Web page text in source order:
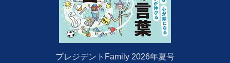
プレジデントFamily 2026年夏号